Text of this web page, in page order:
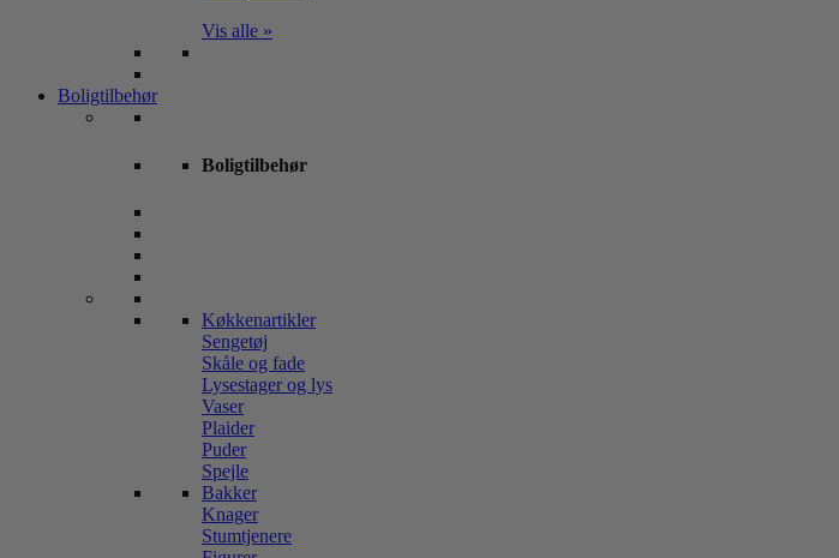
Vis alle »
Boligtilbehør
Boligtilbehør
Køkkenartikler
Sengetøj
Skåle og fade
Lysestager og lys
Vaser
Plaider
Puder
Spejle
Bakker
Knager
Stumtjenere